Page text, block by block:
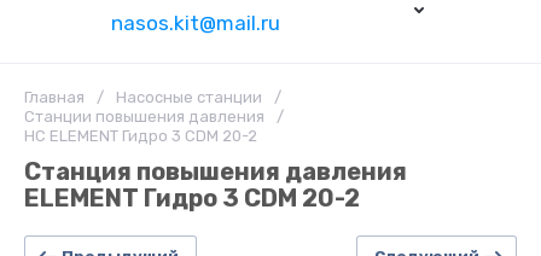
nasos.kit@mail.ru
Главная / Насосные станции
/
Станции повышения давления
/
НС ELEMENT Гидро 3 CDM 20-2
Станция повышения давления
ELEMENT Гидро 3 CDM 20-2